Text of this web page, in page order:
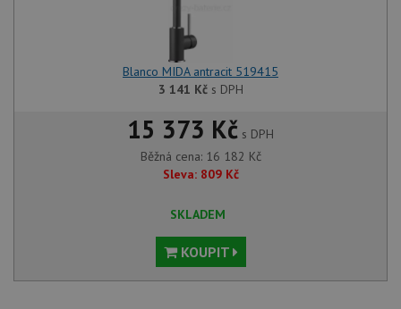
Blanco MIDA antracit 519415
3 141 Kčs DPH
15 373 Kč s DPH
Běžná cena: 16 182 Kč
Sleva: 809 Kč
SKLADEM
KOUPIT